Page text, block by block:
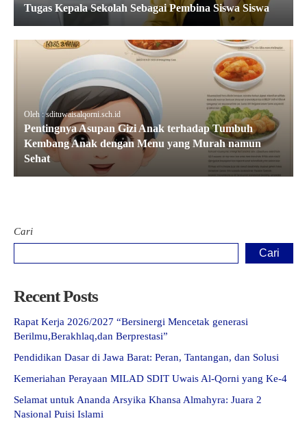
Tugas Kepala Sekolah Sebagai Pembina Siswa Siswa
Oleh : sdituwaisalqorni.sch.id
Pentingnya Asupan Gizi Anak terhadap Tumbuh
Kembang Anak dengan Menu yang Murah namun
Sehat
Cari
Cari
Recent Posts
Rapat Kerja 2026/2027 “Bersinergi Mencetak generasi
Berilmu,Berakhlaq,dan Berprestasi”
Pendidikan Dasar di Jawa Barat: Peran, Tantangan, dan Solusi
Kemeriahan Perayaan MILAD SDIT Uwais Al-Qorni yang Ke-4
Selamat untuk Ananda Arsyika Khansa Almahyra: Juara 2
Nasional Puisi Islami